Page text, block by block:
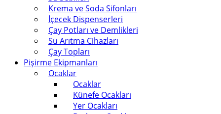
Krema ve Soda Sifonları
İçecek Dispenserleri
Çay Potları ve Demlikleri
Su Arıtma Cihazları
Çay Topları
Pişirme Ekipmanları
Ocaklar
Ocaklar
Künefe Ocakları
Yer Ocakları